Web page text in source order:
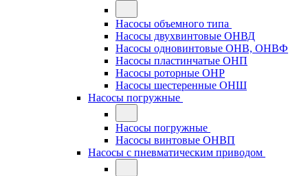
Насосы объемного типа
Насосы двухвинтовые ОНВД
Насосы одновинтовые ОНВ, ОНВФ
Насосы пластинчатые ОНП
Насосы роторные ОНР
Насосы шестеренные ОНШ
Насосы погружные
Насосы погружные
Насосы винтовые ОНВП
Насосы с пневматическим приводом